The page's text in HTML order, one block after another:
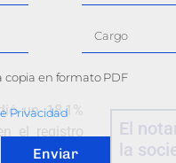
un 18,1%
el registro
El
la
copia en formato PDF
Privacidad
Enviar